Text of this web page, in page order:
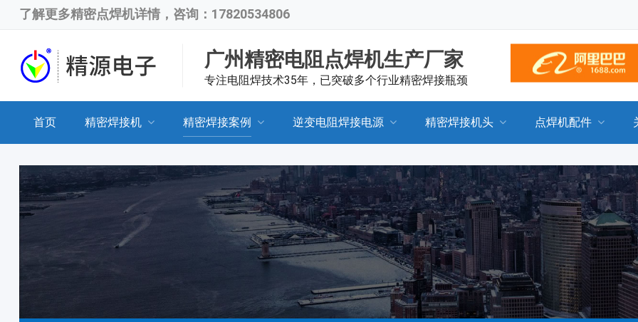
了解更多精密点焊机详情，咨询：17820534806
广州精密电阻点焊机生产厂家
专注电阻焊技术35年，已突破多个行业精密焊接瓶颈
首页 精密焊接机 精密焊接案例 逆变电阻焊接电源 精密焊接机头 点焊机配件